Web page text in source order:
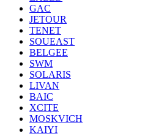
GAC
JETOUR
TENET
SOUEAST
BELGEE
SWM
SOLARIS
LIVAN
BAIC
XCITE
MOSKVICH
KAIYI